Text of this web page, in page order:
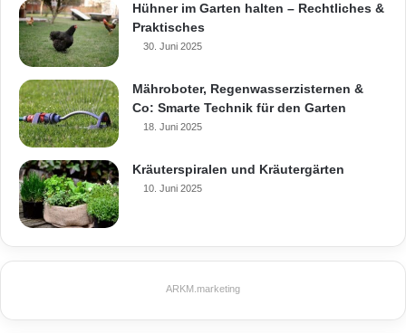
Balkone mit Farben und Boden-Tattoos
gestalten
Zur ansprechenden Optik einer Terrasse oder
eines Balkons gehört nicht zuletzt ein
einladender Bodenbelag. Eine fachgerechte
Sanierung verbessert nicht nur das Aussehen,
sondern schützt zudem die Bausubstanz vor
Feuchtigkeit. Mit schnell zu verarbeitenden
Abdichtungs- und Beschichtungssystemen
beispielsweise von Triflex kommen Balkone
Hühner im Garten halten – Rechtliches &
Praktisches
30. Juni 2025
Mähroboter, Regenwasserzisternen &
Co: Smarte Technik für den Garten
18. Juni 2025
Kräuterspiralen und Kräutergärten
10. Juni 2025
ARKM.marketing